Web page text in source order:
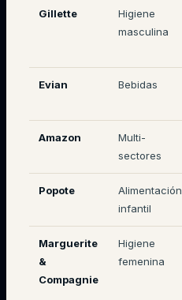
Gillette
Higiene
masculina
Evian Bebidas
Amazon
Multi-
sectores
Popote
Alimentación
infantil
Marguerite
&
Compagnie
Higiene
femenina